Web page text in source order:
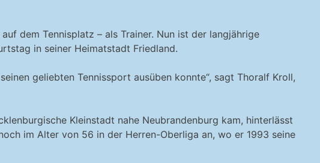
dem Tennisplatz – als Trainer. Nun ist der langjährige
in seiner Heimatstadt Friedland.
geliebten Tennissport ausüben konnte“, sagt Thoralf Kroll,
Kleinstadt nahe Neubrandenburg kam, hinterlässt
im Alter von 56 in der Herren-Oberliga an, wo er 1993 seine